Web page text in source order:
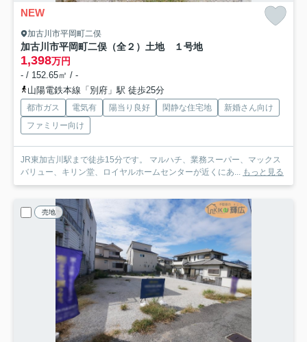
NEW
加古川市平岡町二俣
加古川市平岡町二俣（全２）土地 １号地
1,398万円
- / 152.65㎡ / -
山陽電鉄本線「別府」駅 徒歩25分
都市ガス 電気有 陽当り良好 閑静な住宅地
新婚さん向け
ファミリー向け
JR東加古川駅まで徒歩15分です。 マルハチ、業務スーパー、マックス
バリュー、キリン堂、ロイヤルホームセンターが近くにあ... もっと見る
売地